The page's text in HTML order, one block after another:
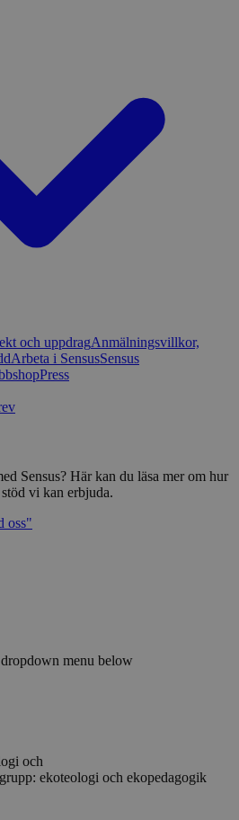
och uppdragAnmälningsvillkor,
Arbeta i SensusSensus
Press
Sensus? Här kan du läsa mer om hur
vi kan erbjuda.
oss"
menu below
och
ekoteologi och ekopedagogik